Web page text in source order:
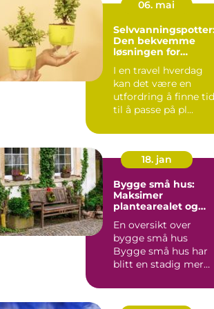
06. mai
Den bekvemme
løsningen for
I en travel hverdag
kan det være en
utfordring å finne tid
til å passe på pl...
18. jan
Bygge små hus:
Maksimer
plantearealet og
En oversikt over
bygge små hus
Bygge små hus har
blitt en stadig mer
huseiere s...